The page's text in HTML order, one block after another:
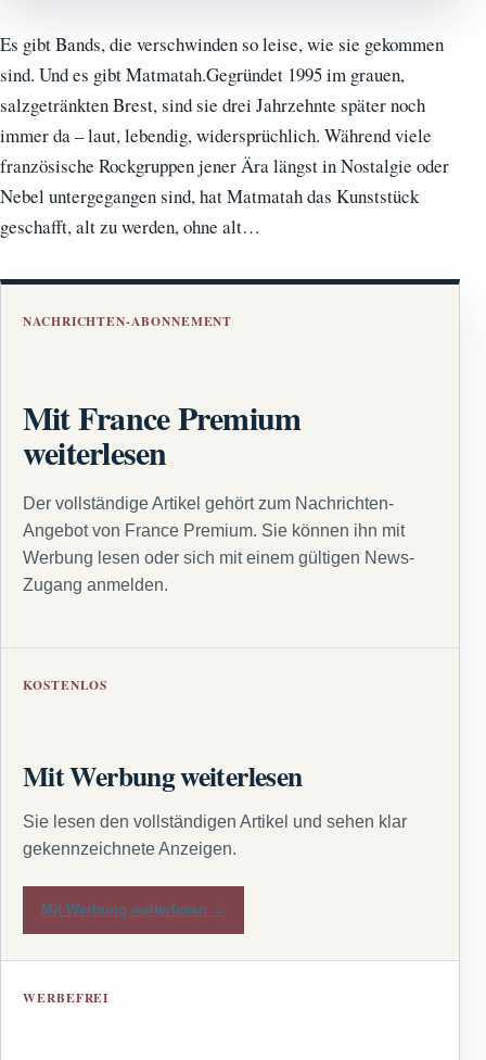
Es gibt Bands, die verschwinden so leise, wie sie gekommen
sind. Und es gibt Matmatah.Gegründet 1995 im grauen,
salzgetränkten Brest, sind sie drei Jahrzehnte später noch
immer da – laut, lebendig, widersprüchlich. Während viele
französische Rockgruppen jener Ära längst in Nostalgie oder
Nebel untergegangen sind, hat Matmatah das Kunststück
geschafft, alt zu werden, ohne alt…
NACHRICHTEN-ABONNEMENT
Mit France Premium
weiterlesen
Der vollständige Artikel gehört zum Nachrichten-
Angebot von France Premium. Sie können ihn mit
Werbung lesen oder sich mit einem gültigen News-
Zugang anmelden.
KOSTENLOS
Mit Werbung weiterlesen
Sie lesen den vollständigen Artikel und sehen klar
gekennzeichnete Anzeigen.
Mit Werbung weiterlesen →
WERBEFREI